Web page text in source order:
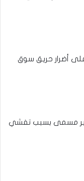
أضرار حريق سوق
غير مسمى بسبب تفشي